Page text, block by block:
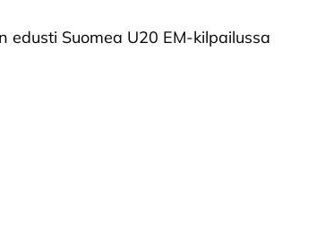
Suomea U20 EM-kilpailussa